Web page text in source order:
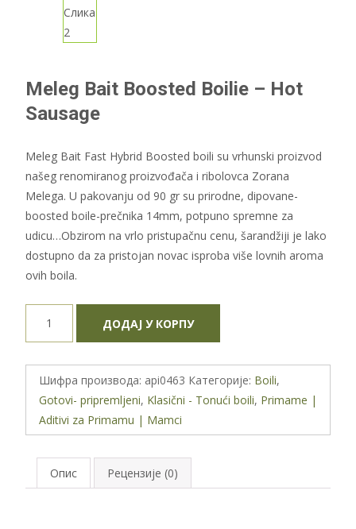
Meleg Bait Boosted Boilie – Hot
Sausage
Meleg Bait Fast Hybrid Boosted boili su vrhunski proizvod
našeg renomiranog proizvođača i ribolovca Zorana
Melega. U pakovanju od 90 gr su prirodne, dipovane-
boosted boile-prečnika 14mm, potpuno spremne za
udicu…Obzirom na vrlo pristupačnu cenu, šarandžiji je lako
dostupno da za pristojan novac isproba više lovnih aroma
ovih boila.
Boilie
Hot
Sausage
ДОДАЈ У КОРПУ
Шифра производа: api0463 Категорије: Boili,
Gotovi- pripremljeni, Klasični - Tonući boili, Primame |
Aditivi za Primamu | Mamci
Опис Рецензије (0)